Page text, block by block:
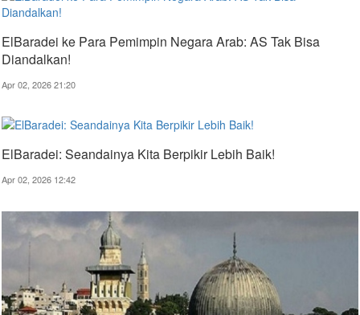
ElBaradei ke Para Pemimpin Negara Arab: AS Tak Bisa
Diandalkan!
Apr 02, 2026 21:20
ElBaradei: Seandainya Kita Berpikir Lebih Baik!
Apr 02, 2026 12:42